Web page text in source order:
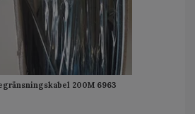
200M 6963